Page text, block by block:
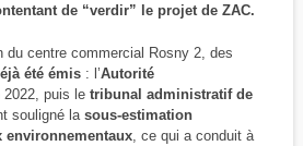
de “verdir” le projet de ZAC.
du centre commercial Rosny 2, des
été émis: l’Autorité
puis le tribunal administratif de
souligné la sous-estimation
environnementaux, ce qui a conduit à